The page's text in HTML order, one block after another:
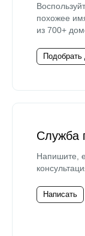
похожее
из 700+
Служба
Напишите,
Написать